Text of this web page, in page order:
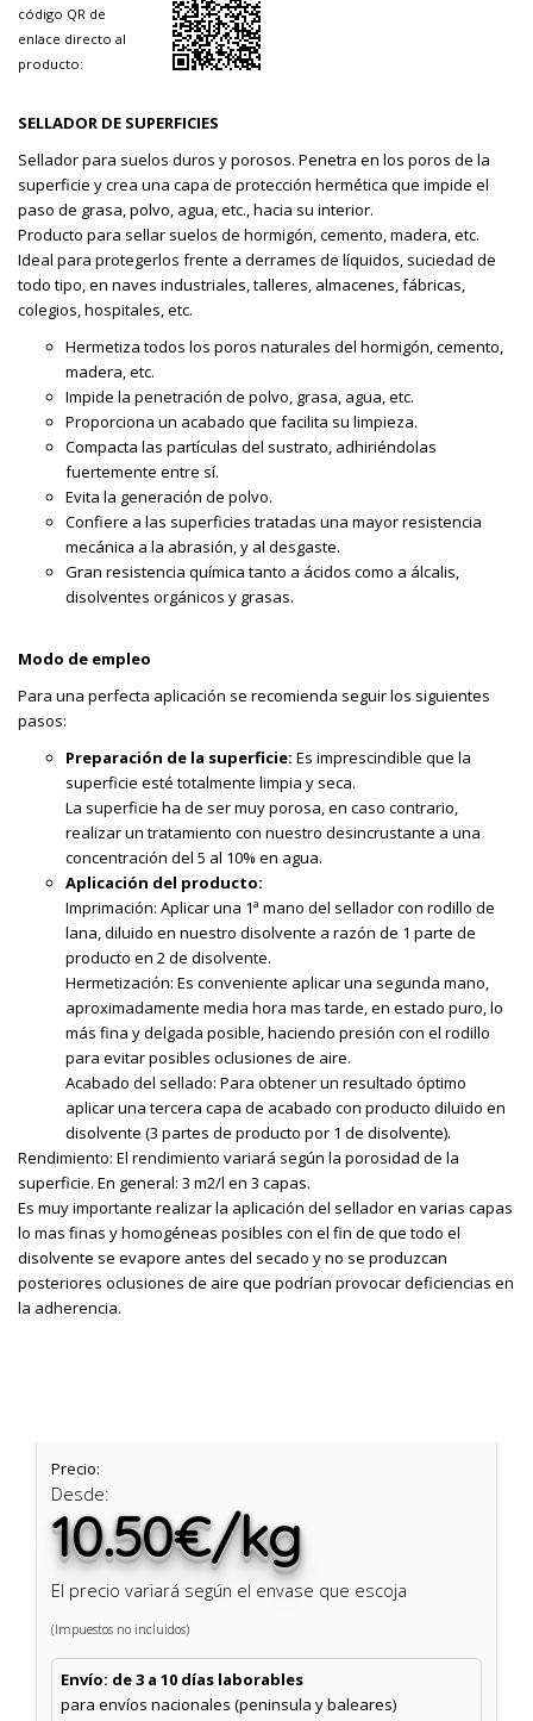
código QR de
enlace directo al
producto:
SELLADOR DE SUPERFICIES
Sellador para suelos duros y porosos. Penetra en los poros de la
superficie y crea una capa de protección hermética que impide el
paso de grasa, polvo, agua, etc., hacia su interior.
Producto para sellar suelos de hormigón, cemento, madera, etc.
Ideal para protegerlos frente a derrames de líquidos, suciedad de
todo tipo, en naves industriales, talleres, almacenes, fábricas,
colegios, hospitales, etc.
Hermetiza todos los poros naturales del hormigón, cemento,
madera, etc.
Impide la penetración de polvo, grasa, agua, etc.
Proporciona un acabado que facilita su limpieza.
Compacta las partículas del sustrato, adhiriéndolas
fuertemente entre sí.
Evita la generación de polvo.
Confiere a las superficies tratadas una mayor resistencia
mecánica a la abrasión, y al desgaste.
Gran resistencia química tanto a ácidos como a álcalis,
disolventes orgánicos y grasas.
Modo de empleo
Para una perfecta aplicación se recomienda seguir los siguientes
pasos:
Preparación de la superficie: Es imprescindible que la
superficie esté totalmente limpia y seca.
La superficie ha de ser muy porosa, en caso contrario,
realizar un tratamiento con nuestro desincrustante a una
concentración del 5 al 10% en agua.
Aplicación del producto:
Imprimación: Aplicar una 1ª mano del sellador con rodillo de
lana, diluido en nuestro disolvente a razón de 1 parte de
producto en 2 de disolvente.
Hermetización: Es conveniente aplicar una segunda mano,
aproximadamente media hora mas tarde, en estado puro, lo
más fina y delgada posible, haciendo presión con el rodillo
para evitar posibles oclusiones de aire.
Acabado del sellado: Para obtener un resultado óptimo
aplicar una tercera capa de acabado con producto diluido en
disolvente (3 partes de producto por 1 de disolvente).
Rendimiento: El rendimiento variará según la porosidad de la
superficie. En general: 3 m2/l en 3 capas.
Es muy importante realizar la aplicación del sellador en varias capas
lo mas finas y homogéneas posibles con el fin de que todo el
disolvente se evapore antes del secado y no se produzcan
posteriores oclusiones de aire que podrían provocar deficiencias en
la adherencia.
Precio:
Desde:
10.50€/kg
El precio variará según el envase que escoja
(Impuestos no incluidos)
Envío: de 3 a 10 días laborables
para envíos nacionales (peninsula y baleares)